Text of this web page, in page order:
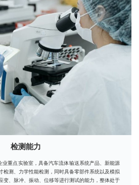
检测能力
业重点实验室，具备汽车流体输送系统产品、新能源
检测、力学性能检测，同时具备零部件系统以及模拟
变、脉冲、振动、位移等进行测试的能力，整体处于